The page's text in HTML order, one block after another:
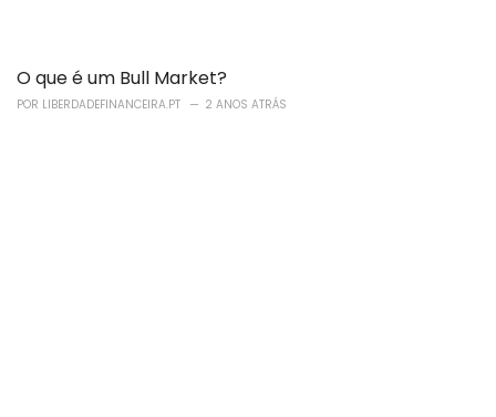
O que é um Bull Market?
POR LIBERDADEFINANCEIRA.PT 2 ANOS ATRÁS